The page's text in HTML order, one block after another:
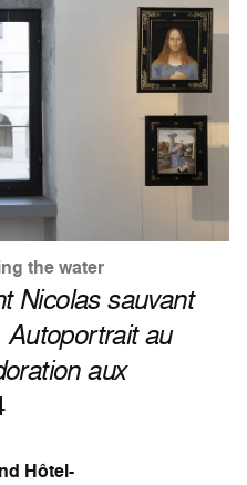
the water
Nicolas sauvant
Autoportrait au
aux
Hôtel-